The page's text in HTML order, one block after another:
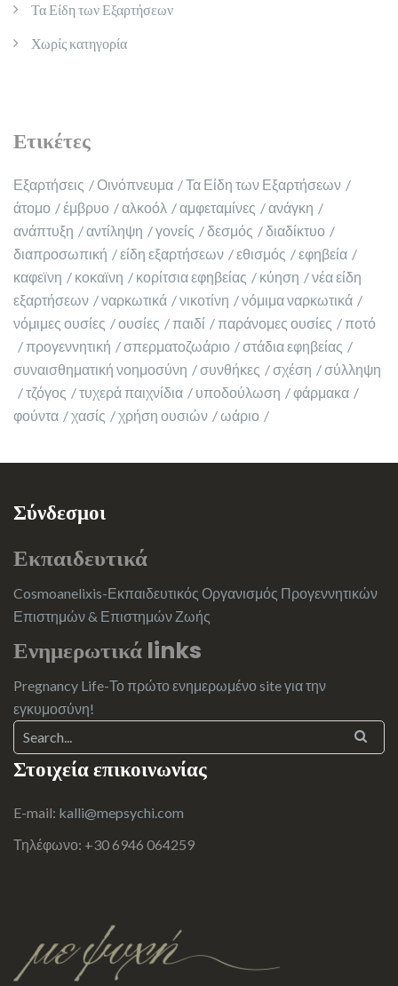
Τα Είδη των Εξαρτήσεων
Χωρίς κατηγορία
Ετικέτες
Εξαρτήσεις Οινόπνευμα
Τα Είδη των Εξαρτήσεων
άτομο
έμβρυο αλκοόλ αμφεταμίνες
ανάγκη
ανάπτυξη
αντίληψη γονείς δεσμός
διαδίκτυο
διαπροσωπική
είδη εξαρτήσεων εθισμός
εφηβεία
καφεϊνη
κοκαϊνη κορίτσια εφηβείας κύηση
νέα είδη
εξαρτήσεων
ναρκωτικά νικοτίνη
νόμιμα ναρκωτικά
νόμιμες ουσίες
ουσίες παιδί παράνομες ουσίες
ποτό
προγεννητική
σπερματοζωάριο
στάδια εφηβείας
συναισθηματική νοημοσύνη
συνθήκες σχέση
σύλληψη
τζόγος
τυχερά παιχνίδια υποδούλωση
φάρμακα
φούντα
χασίς χρήση ουσιών ωάριο
Σύνδεσμοι
Εκπαιδευτικά
Cosmoanelixis-Εκπαιδευτικός Οργανισμός Προγεννητικών
Επιστημών & Επιστημών Ζωής
Ενημερωτικά links
Pregnancy Life-Το πρώτο ενημερωμένο site για την
εγκυμοσύνη!
Στοιχεία επικοινωνίας
E-mail: kalli@mepsychi.com
Τηλέφωνο: +30 6946 064259